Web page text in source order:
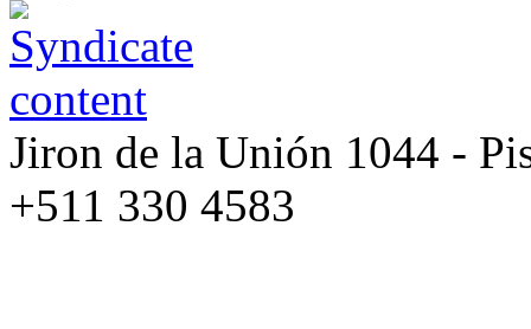
Jiron de la Unión 1044 -
+511 330 4583